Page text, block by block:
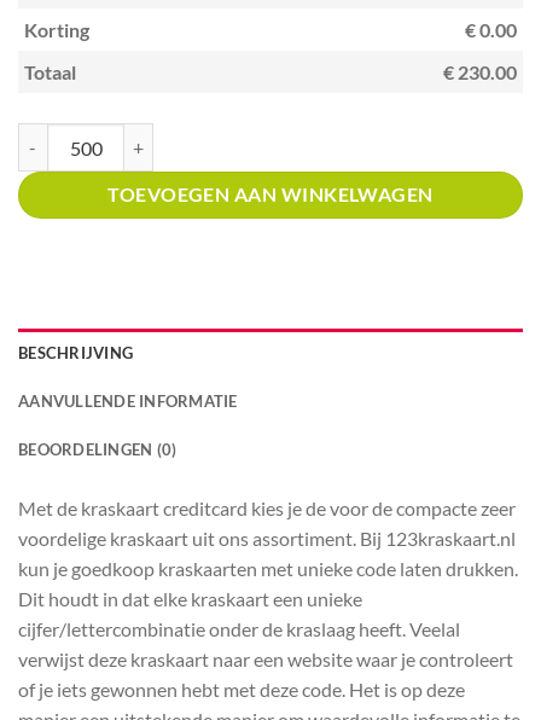
Korting
€ 0.00
Totaal
€ 230.00
TOEVOEGEN AAN WINKELWAGEN
BESCHRIJVING
AANVULLENDE INFORMATIE
BEOORDELINGEN (0)
Met de kraskaart creditcard kies je de voor de compacte zeer
voordelige kraskaart uit ons assortiment. Bij 123kraskaart.nl
kun je goedkoop kraskaarten met unieke code laten drukken.
Dit houdt in dat elke kraskaart een unieke
cijfer/lettercombinatie onder de kraslaag heeft. Veelal
verwijst deze kraskaart naar een website waar je controleert
of je iets gewonnen hebt met deze code. Het is op deze